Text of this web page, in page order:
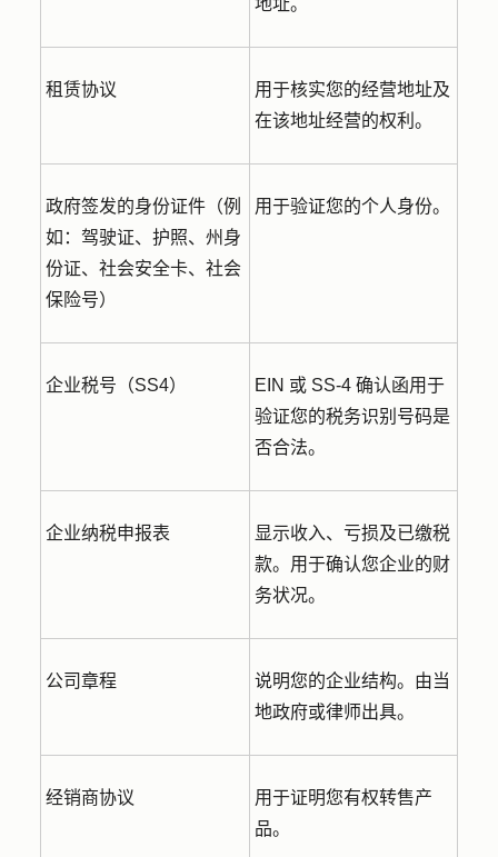
租赁协议
用于核实您的经营地址及
在该地址经营的权利。
政府签发的身份证件 （例
如：驾驶证、护照、州身
份证、社会安全卡、社会
保险号）
用于验证您的个人身份。
企业税号（SS4）
EIN 或 SS-4 确认函用于
验证您的税务识别号码是
否合法。
企业纳税申报表
显示收入、亏损及已缴税
款。用于确认您企业的财
务状况。
公司章程
说明您的企业结构。由当
地政府或律师出具。
经销商协议
用于证明您有权转售产
品。